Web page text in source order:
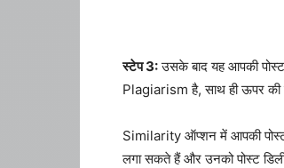
स्टेप 3:उसके बाद यह आपकी
Plagiarism है, साथ ही ऊपर की
Similarity ऑप्शन में आपकी पोस्ट
लगा सकते हैं और उनको पोस्ट